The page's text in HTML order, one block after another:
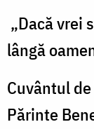
„Dacă vrei
lângă
Cuvântul
Părinte